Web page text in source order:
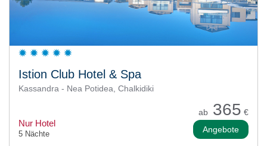
Istion Club Hotel & Spa
Kassandra - Nea Potidea, Chalkidiki
ab 365 €
Nur Hotel
5 Nächte Angebote